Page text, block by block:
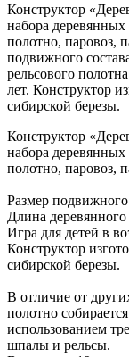
Конструктор
набора деревянных
полотно, паровоз,
подвижного
рельсового
лет. Конструктор
сибирской березы.
Конструктор
набора деревянных
полотно, паровоз,
Размер
Длина
Игра для детей в
Конструктор
сибирской березы.
В отличие от
полотно
использованием
шпалы и рельсы.